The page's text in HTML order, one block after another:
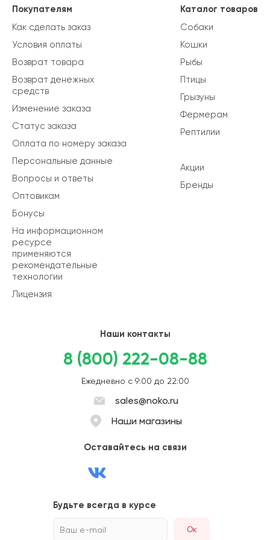
Каталог товаров
Собаки
Кошки
Рыбы
Птицы
Грызуны
Фермерам
Рептилии
Акции
Бренды
Покупателям
Как сделать заказ
Условия оплаты
Возврат товара
Возврат денежных
средств
Изменение заказа
Статус заказа
Оплата по номеру заказа
Персональные данные
Вопросы и ответы
Оптовикам
Бонусы
На информационном
ресурсе
применяются
рекомендательные
технологии
Лицензия
Наши контакты
8 (800) 222-08-88
Ежедневно с 9:00 до 22:00
sales@noko.ru
Наши магазины
Оставайтесь на связи
Будьте всегда в курсе
Ваш e-mail